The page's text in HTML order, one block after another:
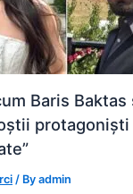
Baris Baktas
protagoniști
/ Byadmin